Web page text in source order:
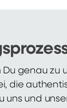
genau zu
die
uns und